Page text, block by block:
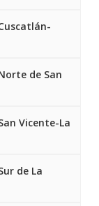
de San
Vicente-La
de La